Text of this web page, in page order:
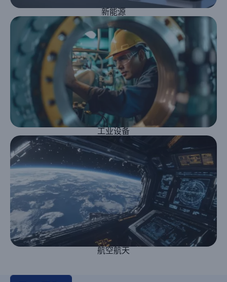
新能源
工业设备
航空航天